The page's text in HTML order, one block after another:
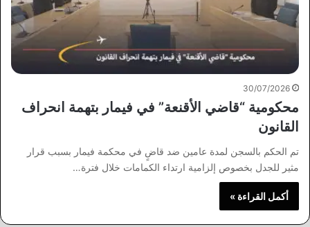
30/07/2026
محكومية “قاضي الأقنعة” في فيمار بتهمة انحراف
القانون
تم الحكم بالسجن لمدة عامين ضد قاضٍ في محكمة فيمار بسبب قرار
مثير للجدل بخصوص إلزامية ارتداء الكمامات خلال فترة…
أكمل القراءة »